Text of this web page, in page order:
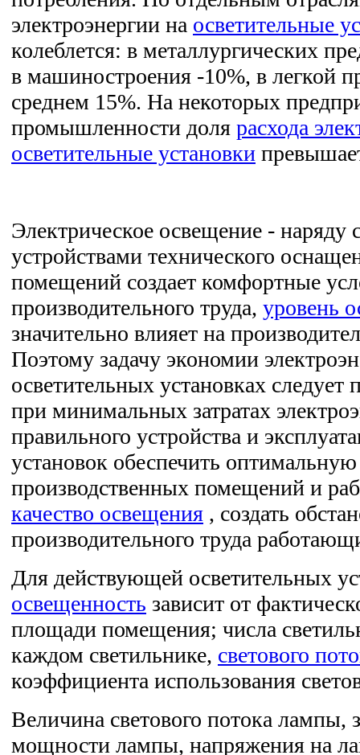
электроэнергии на осветительные
колеблется: в металлургических
в машиностроения -10%, в легкой
среднем 15%. На некоторых
промышленности доля расхода
осветительные установки
Электрическое освещение - наряду
устройствами технического
помещений создает комфортные
производительного труда, уровень
значительно влияет на
Поэтому задачу экономии
осветительных установках следует
при минимальных затратах
правильного устройства и
установок обеспечить
производственных помещений и
качество освещения , создать
производительного труда
Для действующей осветительных
освещенность зависит от
площади помещения; числа
каждом светильнике, светового
коэффициента использования
Величина светового потока лампы,
мощности лампы, напряжения на